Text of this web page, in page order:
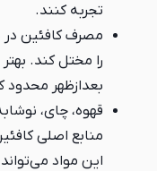
تجربه کنند.
مصرف کافئین در
را مختل کند.
بعدازظهر محدود
قهوه، چای،
منابع اصلی
این مواد